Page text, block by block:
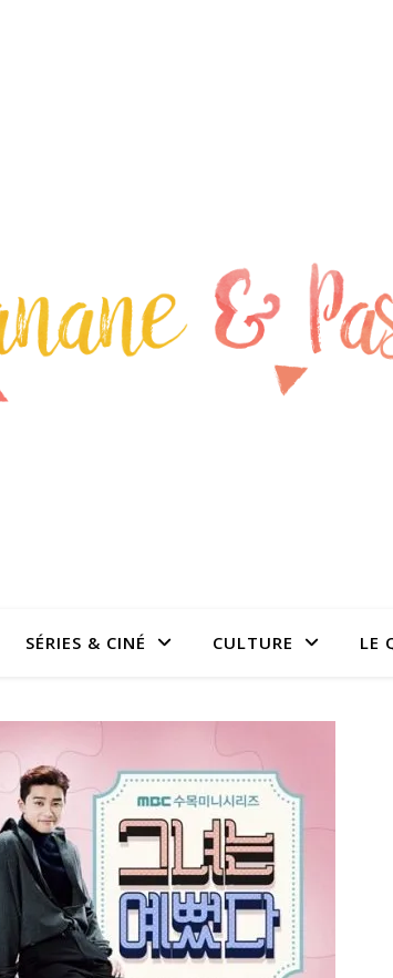
SÉRIES & CINÉ CULTURE LE